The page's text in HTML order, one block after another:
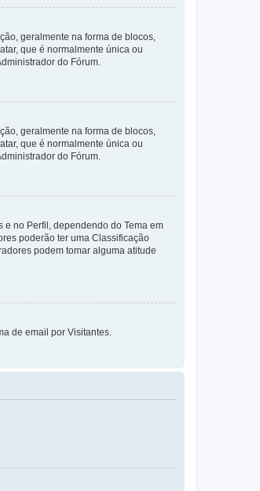
geralmente na forma de blocos,
que é normalmente única ou
do Fórum.
geralmente na forma de blocos,
que é normalmente única ou
do Fórum.
no Perfil, dependendo do Tema em
poderão ter uma Classificação
podem tomar alguma atitude
de email por Visitantes.